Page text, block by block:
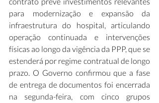
para modernização e expansão da
infraestrutura do hospital, articulando
operação continuada e intervenções
físicas ao longo da vigência da PPP, que se
estenderá por regime contratual de longo
prazo. O Governo confirmou que a fase
de entrega de documentos foi encerrada
na segunda-feira, com cinco grupos